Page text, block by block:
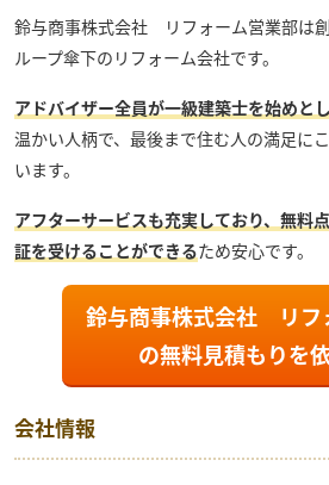
鈴与商事株式会社 リフォーム営業部は
ループ傘下のリフォーム会社です。
アドバイザー全員が一級建築士を始めと
温かい人柄で、最後まで住む人の満足に
います。
アフターサービスも充実しており、無料
証を受けることができるため安心です。
鈴与商事株式会社 リフ
の無料見積もりを
会社情報